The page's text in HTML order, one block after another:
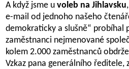
A když jsme uvoleb na Jihlavsku
e-mail od jednoho našeho
demokraticky a slušně“ probíhal
zaměstnanci nejmenované
kolem 2.000 zaměstnanců
Vzkaz pana generálního ředitele,